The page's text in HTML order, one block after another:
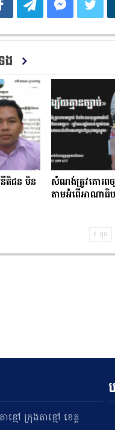
ង
នីតិជន មិន
សំណង់ត្រូវគោរពច្
តាមអំពើអាណាធិ
មុន
មៅ ក្រុងតាខ្មៅ ខេត្ត